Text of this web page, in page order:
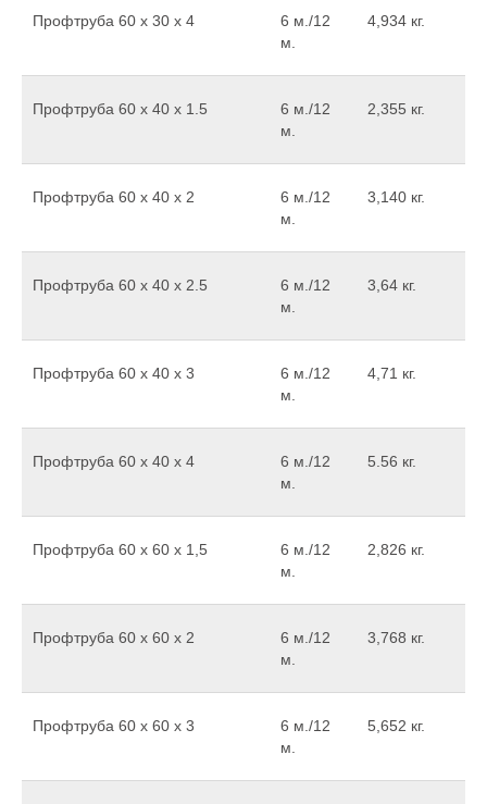
Профтруба 60 x 30 x 4
6 м./12
м.
4,934 кг.
Профтруба 60 х 40 х 1.5
6 м./12
м.
2,355 кг.
Профтруба 60 х 40 х 2
6 м./12
м.
3,140 кг.
Профтруба 60 х 40 х 2.5
6 м./12
м.
3,64 кг.
Профтруба 60 х 40 х 3
6 м./12
м.
4,71 кг.
Профтруба 60 х 40 х 4
6 м./12
м.
5.56 кг.
Профтруба 60 х 60 х 1,5
6 м./12
м.
2,826 кг.
Профтруба 60 х 60 х 2
6 м./12
м.
3,768 кг.
Профтруба 60 х 60 х 3
6 м./12
м.
5,652 кг.